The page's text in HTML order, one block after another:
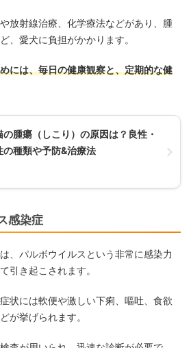
放射線治療、化学療法などがあり、腫
、愛犬に負担がかかります。
には、毎日の健康観察と、定期的な健
の腫瘍（しこり）の原因は？良性・
の種類や予防&治療法
感染症
は、パルボウイルスという非常に感染力
引き起こされます。
状には軟便や激しい下痢、嘔吐、食欲
が挙げられます。